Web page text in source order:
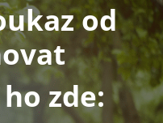
od
zde: